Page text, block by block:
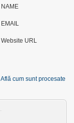
NAME
EMAIL
Website URL
Află cum sunt procesate